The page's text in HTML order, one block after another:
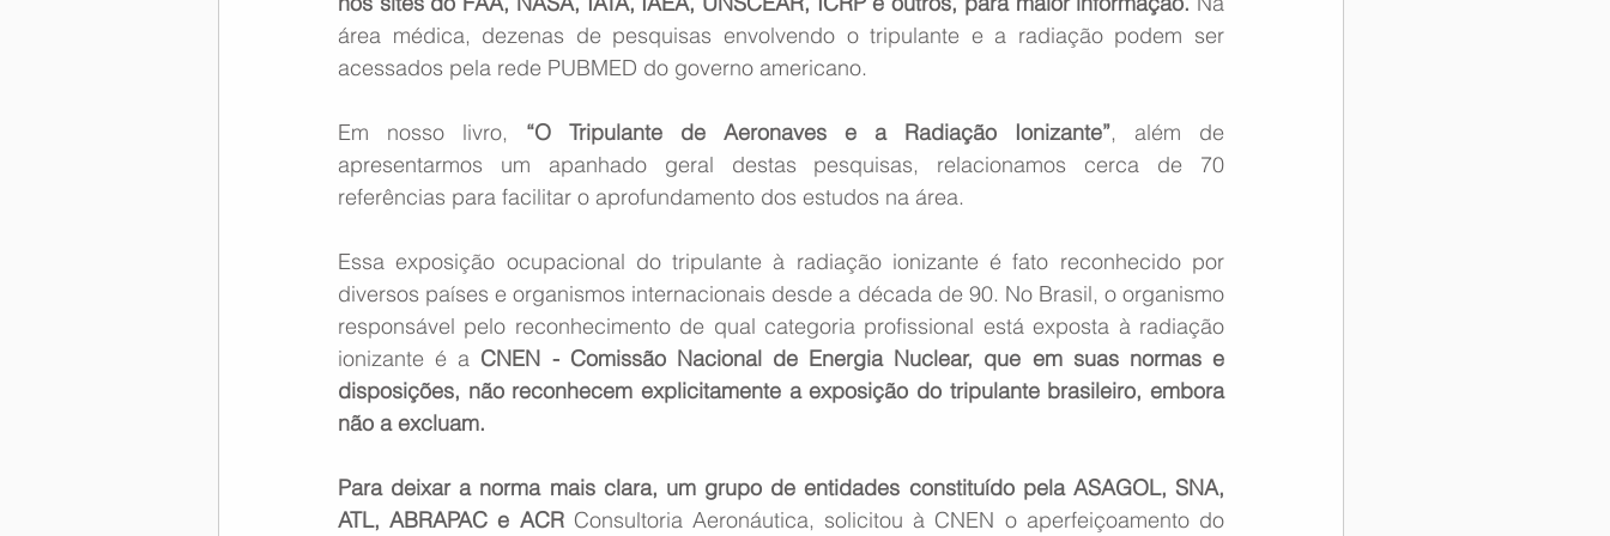
área médica, dezenas de pesquisas envolvendo o tripulante e a radiação podem ser
acessados pela rede PUBMED do governo americano.
Em nosso livro, “O Tripulante de Aeronaves e a Radiação Ionizante”, além de
apresentarmos um apanhado geral destas pesquisas, relacionamos cerca de 70
referências para facilitar o aprofundamento dos estudos na área.
Essa exposição ocupacional do tripulante à radiação ionizante é fato reconhecido por
diversos países e organismos internacionais desde a década de 90. No Brasil, o organismo
responsável pelo reconhecimento de qual categoria profissional está exposta à radiação
ionizante é a CNEN - Comissão Nacional de Energia Nuclear, que em suas normas e
disposições, não reconhecem explicitamente a exposição do tripulante brasileiro, embora
não a excluam.
Para deixar a norma mais clara, um grupo de entidades constituído pela ASAGOL, SNA,
ATL, ABRAPAC e ACR Consultoria Aeronáutica, solicitou à CNEN o aperfeiçoamento do